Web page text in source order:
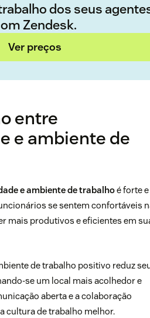
dos seus
Zendesk.
Ver preços
entre
e ambiente de
e ambiente de trabalhoé forte e
se sentem confortáveis
mais produtivos e eficientes em
de trabalho positivo reduz
se um local mais acolhedor e
aberta e a colaboração
cultura de trabalho melhor.